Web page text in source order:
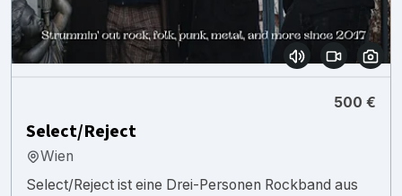
500 €
Select/Reject
Wien
Select/Reject ist eine Drei-Personen Rockband aus